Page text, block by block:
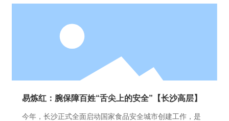
易炼红：腕保障百姓“舌尖上的安全”【长沙高层】
今年，长沙正式全面启动国家食品安全城市创建工作，是